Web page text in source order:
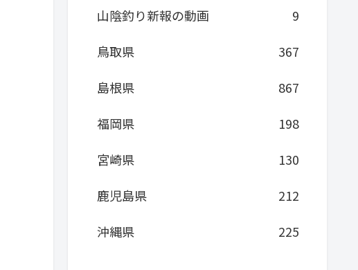
山陰釣り新報の動画
9
鳥取県
367
島根県
867
福岡県
198
宮崎県
130
鹿児島県
212
沖縄県
225